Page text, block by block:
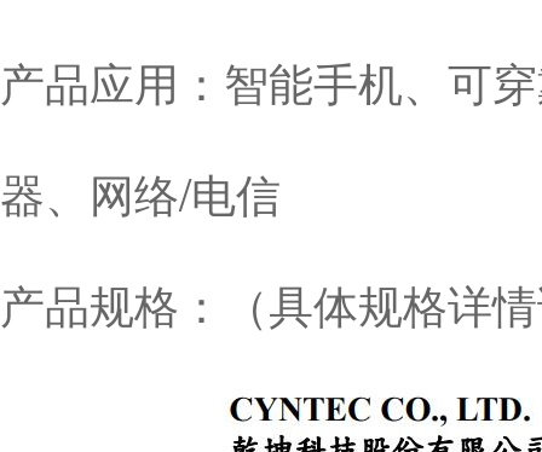
产品应用：智能手机、可
器、网络/电信
产品规格：（具体规格详